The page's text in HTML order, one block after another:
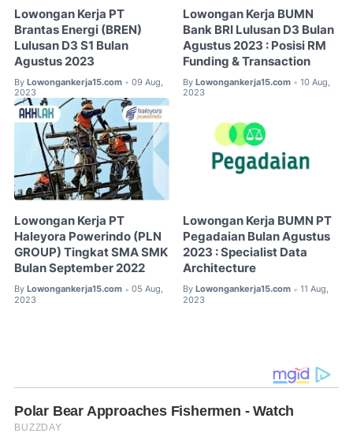
Lowongan Kerja PT
Brantas Energi (BREN)
Lulusan D3 S1 Bulan
Agustus 2023
By Lowongankerja15.com • 09 Aug,
2023
Lowongan Kerja BUMN
Bank BRI Lulusan D3 Bulan
Agustus 2023 : Posisi RM
Funding & Transaction
By Lowongankerja15.com • 10 Aug,
2023
Lowongan Kerja PT
Haleyora Powerindo (PLN
GROUP) Tingkat SMA SMK
Bulan September 2022
By Lowongankerja15.com • 05 Aug,
2023
Lowongan Kerja BUMN PT
Pegadaian Bulan Agustus
2023 : Specialist Data
Architecture
By Lowongankerja15.com • 11 Aug,
2023